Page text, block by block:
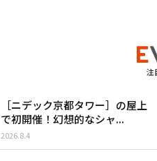
注
［ニデック京都タワー］の屋上
で初開催！幻想的なシャ...
2026.8.4